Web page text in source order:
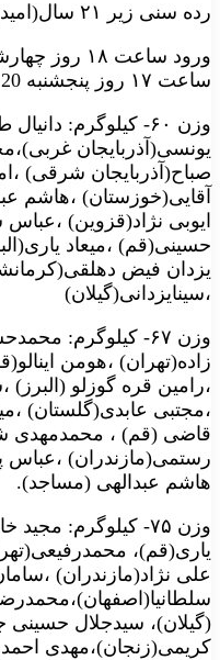
رده سنی زیر ۲۱ سال(امید)/
ساعت ۱۷ روز پنجشنبه 20فروردین ماه
وزن ۶۰- کیلوگرم:
یونسی(آذربایجان
صباح(آذربایجان شرقی)
آقایی(خوزستان) ،هاشم
ایوبی نژاد(قزوین)
حسینی(قم) ،میعاد
یزدان فیض
،سینایزدانی(گیلان)
وزن ۶۷- کیلوگرم:
زاده(تهران) ،هومن
،رامین قره گوزلو
،مجتبی عابدی(گلستان)
قاضی (قم) ، محمدمهدی
رستمی(مازندران) ،عباس
هاشم عبدالهی (مساجد).
وزن ۷۵- کیلوگرم:
یاری(قم)،
علی نژاد(مازندران)
(گیلان)، سیدجلال
کریمی(زنجان)،مهدی